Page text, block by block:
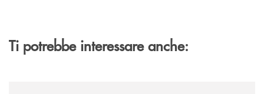
Ti potrebbe interessare anche: